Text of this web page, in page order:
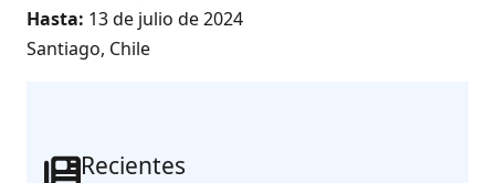
Hasta: 13 de julio de 2024
Santiago, Chile
Recientes